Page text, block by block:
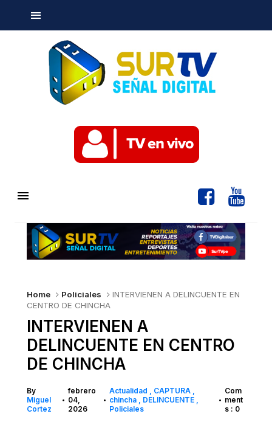
Home Policiales
INTERVIENEN A DELINCUENTE EN
CENTRO DE CHINCHA
INTERVIENEN A
DELINCUENTE EN CENTRO
DE CHINCHA
By
Miguel
Cortez
•
febrero
04,
2026
•
Actualidad
CAPTURA
chincha
DELINCUENTE
Policiales
•
Com
ment
s : 0